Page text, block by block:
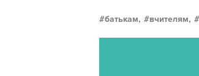
батькам, вчителям,